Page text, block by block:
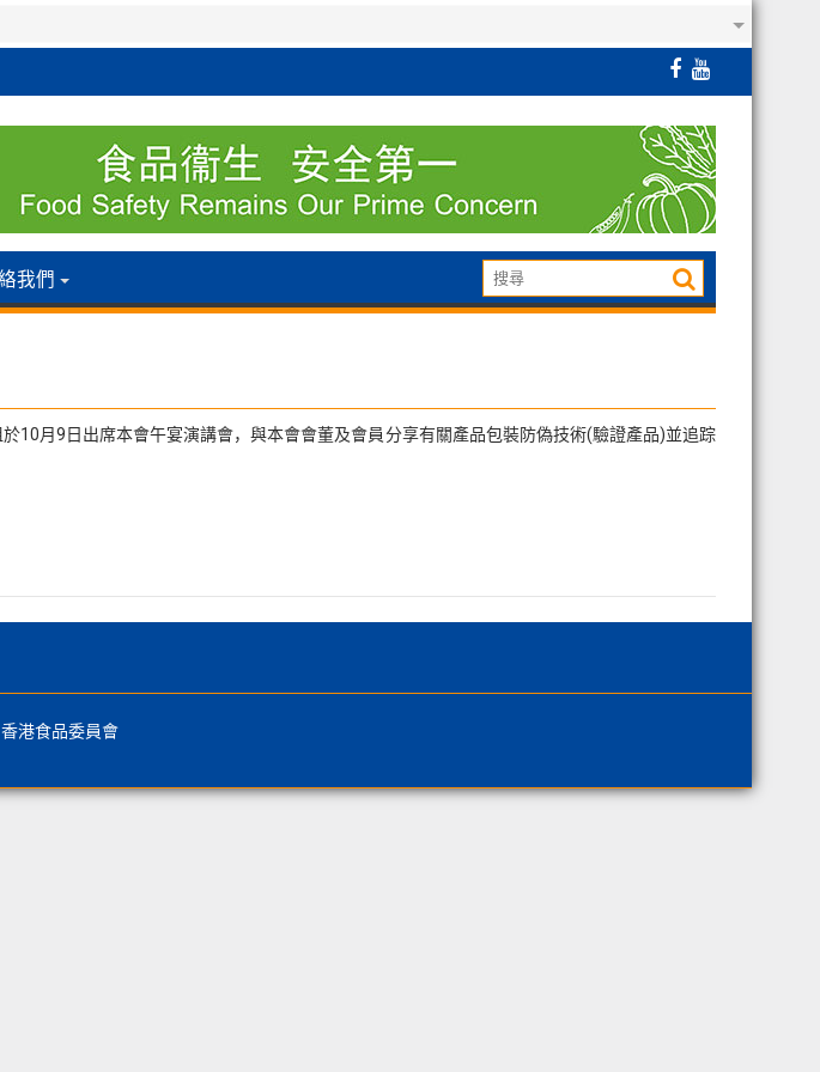
我們
10月9日出席本會午宴演講會，與本會會董及會員分享有關產品包裝防偽技術(驗證產品)並追踪
港食品委員會